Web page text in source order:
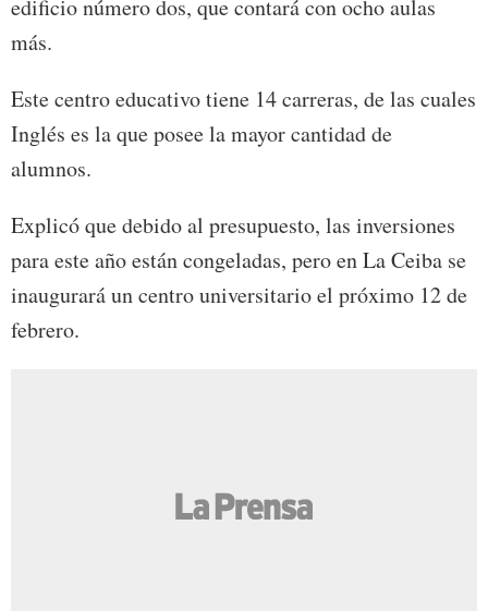
edificio número dos, que contará con ocho aulas
más.
Este centro educativo tiene 14 carreras, de las cuales
Inglés es la que posee la mayor cantidad de
alumnos.
Explicó que debido al presupuesto, las inversiones
para este año están congeladas, pero en La Ceiba se
inaugurará un centro universitario el próximo 12 de
febrero.